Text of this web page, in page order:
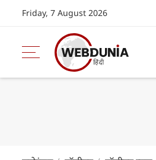
Friday, 7 August 2026